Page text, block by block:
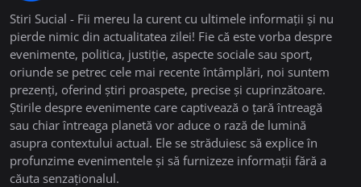
Stiri Sucial - Fii mereu la curent cu ultimele informații și nu
pierde nimic din actualitatea zilei! Fie că este vorba despre
evenimente, politica, justiție, aspecte sociale sau sport,
oriunde se petrec cele mai recente întâmplări, noi suntem
prezenți, oferind știri proaspete, precise și cuprinzătoare.
Știrile despre evenimente care captivează o țară întreagă
sau chiar întreaga planetă vor aduce o rază de lumină
asupra contextului actual. Ele se străduiesc să explice în
profunzime evenimentele și să furnizeze informații fără a
căuta senzaționalul.